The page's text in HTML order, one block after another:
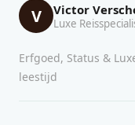
V Victor
Luxe
Erfgoed, Status &
leestijd